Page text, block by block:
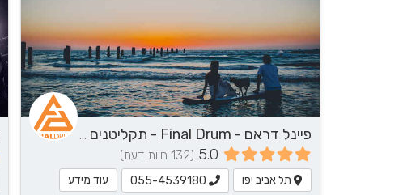
פיינל דראם - Final Drum - תקליטנים - DJ, נגן / הרכב מוזיקלי, שירותי מוזיקה
5.0 (132 חוות דעת)
תל אביב יפו 055-4539180 עוד מידע